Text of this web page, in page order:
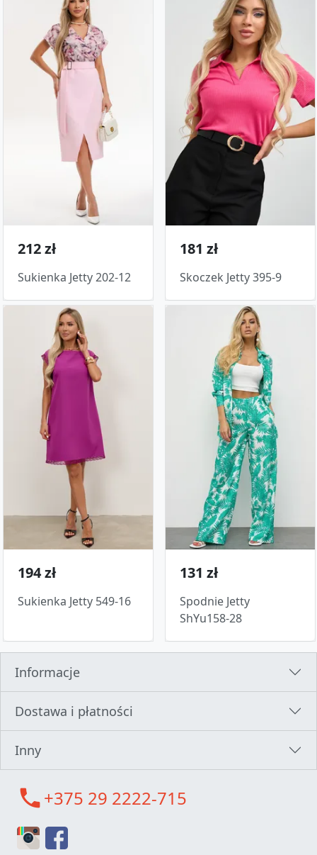
212 zł
Sukienka Jetty 202-12
181 zł
Skoczek Jetty 395-9
194 zł
Sukienka Jetty 549-16
131 zł
Spodnie Jetty
ShYu158-28
Informacje
Dostawa i płatności
Inny
call+375 29 2222-715